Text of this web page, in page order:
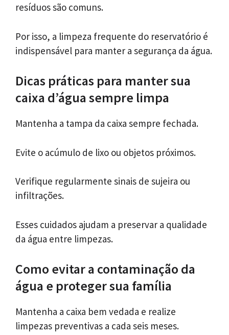
resíduos são comuns.
Por isso, a limpeza frequente do reservatório é
indispensável para manter a segurança da água.
Dicas práticas para manter sua
caixa d’água sempre limpa
Mantenha a tampa da caixa sempre fechada.
Evite o acúmulo de lixo ou objetos próximos.
Verifique regularmente sinais de sujeira ou
infiltrações.
Esses cuidados ajudam a preservar a qualidade
da água entre limpezas.
Como evitar a contaminação da
água e proteger sua família
Mantenha a caixa bem vedada e realize
limpezas preventivas a cada seis meses.